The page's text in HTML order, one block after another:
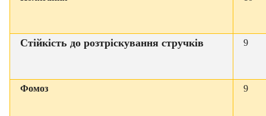
Стійкість до розтріскування стручків 9
Фомоз 9